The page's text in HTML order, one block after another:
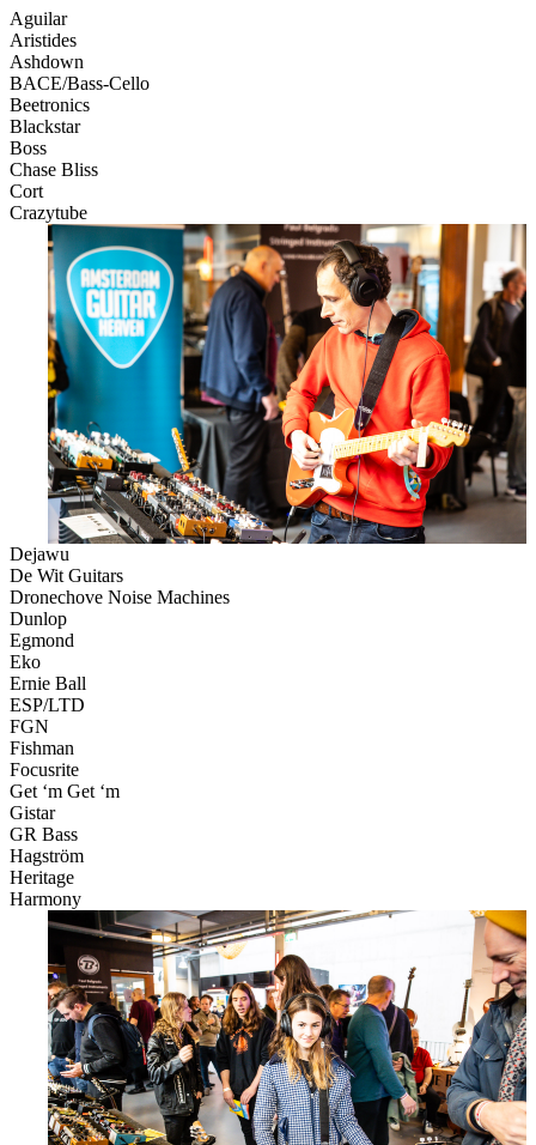
Aguilar
Aristides
Ashdown
BACE/Bass-Cello
Beetronics
Blackstar
Boss
Chase Bliss
Cort
Crazytube
Dejawu
De Wit Guitars
Dronechove Noise Machines
Dunlop
Egmond
Eko
Ernie Ball
ESP/LTD
FGN
Fishman
Focusrite
Get ‘m Get ‘m
Gistar
GR Bass
Hagström
Heritage
Harmony